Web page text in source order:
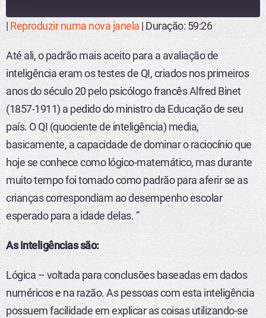
o
d
i
r
e
p
s
ó
d
i
FEED RSS
LINK
INCORPO
RAR
| Reproduzir numa nova janela | Duração: 59:26
Até ali, o padrão mais aceito para a avaliação de
inteligência eram os testes de QI, criados nos primeiros
anos do século 20 pelo psicólogo francês Alfred Binet
(1857-1911) a pedido do ministro da Educação de seu
país. O QI (quociente de inteligência) media,
basicamente, a capacidade de dominar o raciocínio que
hoje se conhece como lógico-matemático, mas durante
muito tempo foi tomado como padrão para aferir se as
crianças correspondiam ao desempenho escolar
esperado para a idade delas. ”
As inteligências são:
Lógica – voltada para conclusões baseadas em dados
numéricos e na razão. As pessoas com esta inteligência
possuem facilidade em explicar as coisas utilizando-se